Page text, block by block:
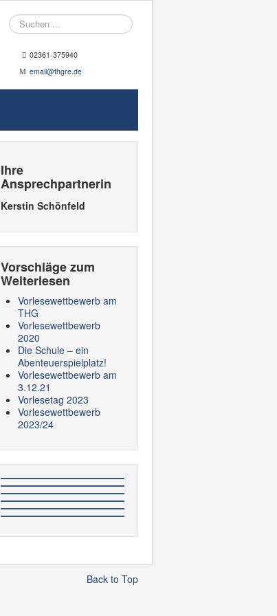
Suche
02361-375940
email@thgre.de
Ihre
Ansprechpartnerin
Kerstin Schönfeld
Vorschläge zum
Weiterlesen
Vorlesewettbewerb am
THG
Vorlesewettbewerb
2020
Die Schule – ein
Abenteuerspielplatz!
Vorlesewettbewerb am
3.12.21
Vorlesetag 2023
Vorlesewettbewerb
2023/24
Back to Top